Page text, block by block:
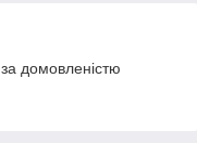
домовленістю